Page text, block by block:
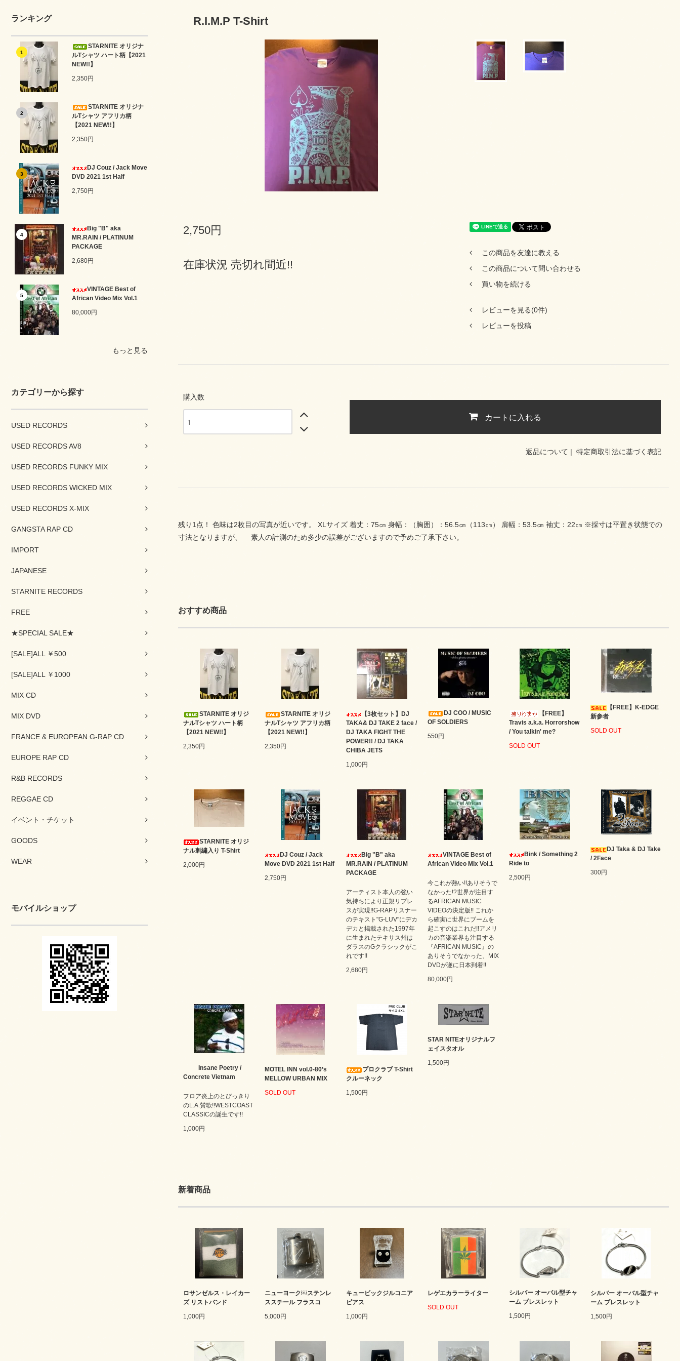
ランキング
1
STARNITE オリジナ
ルTシャツ ハート柄【2021
NEW!!】
2,350円
2
STARNITE オリジナ
ルTシャツ アフリカ柄
【2021 NEW!!】
2,350円
3
DJ Couz / Jack Move
DVD 2021 1st Half
2,750円
4
Big "B" aka
MR.RAIN / PLATINUM
PACKAGE
2,680円
5
VINTAGE Best of
African Video Mix Vol.1
80,000円
もっと見る
カテゴリーから探す
USED RECORDS
USED RECORDS AV8
USED RECORDS FUNKY MIX
USED RECORDS WICKED MIX
USED RECORDS X-MIX
GANGSTA RAP CD
IMPORT
JAPANESE
STARNITE RECORDS
FREE
★SPECIAL SALE★
[SALE]ALL ￥500
[SALE]ALL ￥1000
MIX CD
MIX DVD
FRANCE & EUROPEAN G-RAP CD
EUROPE RAP CD
R&B RECORDS
REGGAE CD
イベント・チケット
GOODS
WEAR
モバイルショップ
R.I.M.P T-Shirt
2,750円
在庫状況 売切れ間近!!
この商品を友達に教える
この商品について問い合わせる
買い物を続ける
レビューを見る(0件)
レビューを投稿
購入数
カートに入れる
返品について | 特定商取引法に基づく表記
残り1点！ 色味は2枚目の写真が近いです。 XLサイズ 着丈：75㎝ 身幅：（胸囲）：56.5㎝（113㎝） 肩幅：53.5㎝ 袖丈：22㎝ ※採寸は平置き状態での
寸法となりますが、 素人の計測のため多少の誤差がございますので予めご了承下さい。
おすすめ商品
STARNITE オリジ
ナルTシャツ ハート柄
【2021 NEW!!】
2,350円
STARNITE オリジ
ナルTシャツ アフリカ柄
【2021 NEW!!】
2,350円
【3枚セット】DJ
TAKA& DJ TAKE 2 face /
DJ TAKA FIGHT THE
POWER!! / DJ TAKA
CHIBA JETS
1,000円
DJ COO / MUSIC
OF SOLDIERS
550円
【FREE】
Travis a.k.a. Horrorshow
/ You talkin' me?
SOLD OUT
【FREE】K-EDGE
新参者
SOLD OUT
STARNITE オリジ
ナル刺繡入り T-Shirt
2,000円
DJ Couz / Jack
Move DVD 2021 1st Half
2,750円
Big "B" aka
MR.RAIN / PLATINUM
PACKAGE
アーティスト本人の強い
気持ちにより正規リプレ
スが実現!!G-RAPリスナー
のテキスト"G-LUV"にデカ
デカと掲載された1997年
に生まれたテキサス州は
ダラスのGクラシックがこ
れです!!
2,680円
VINTAGE Best of
African Video Mix Vol.1
今これが熱い!!ありそうで
なかった!?世界が注目す
るAFRICAN MUSIC
VIDEOの決定版!! これか
ら確実に世界にブームを
起こすのはこれだ!!アメリ
カの音楽業界も注目する
『AFRICAN MUSIC』の
ありそうでなかった、MIX
DVDが遂に日本到着!!
80,000円
Bink / Something 2
Ride to
2,500円
DJ Taka & DJ Take
/ 2Face
300円
Insane Poetry /
Concrete Vietnam
フロア炎上のとびっきり
のL.A.賛歌!!WESTCOAST
CLASSICの誕生です!!
1,000円
MOTEL INN vol.0-80’s
MELLOW URBAN MIX
SOLD OUT
プロクラブ T-Shirt
クルーネック
1,500円
STAR NITEオリジナルフ
ェイスタオル
1,500円
新着商品
ロサンゼルス・レイカー
ズ リストバンド
1,000円
ニューヨーク￼ステンレ
ススチール フラスコ
5,000円
キュービックジルコニア
ピアス
1,000円
レゲエカラーライター
SOLD OUT
シルバー オーバル型チャ
ーム ブレスレット
1,500円
シルバー オーバル型チャ
ーム ブレスレット
1,500円